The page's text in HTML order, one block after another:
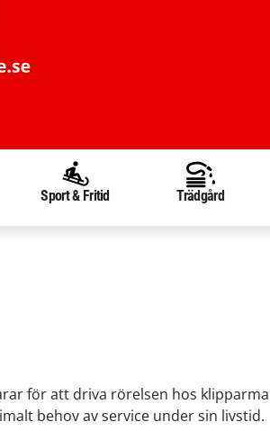
Sport & Fritid Trädgård
för att driva rörelsen hos
behov av service under sin livstid.